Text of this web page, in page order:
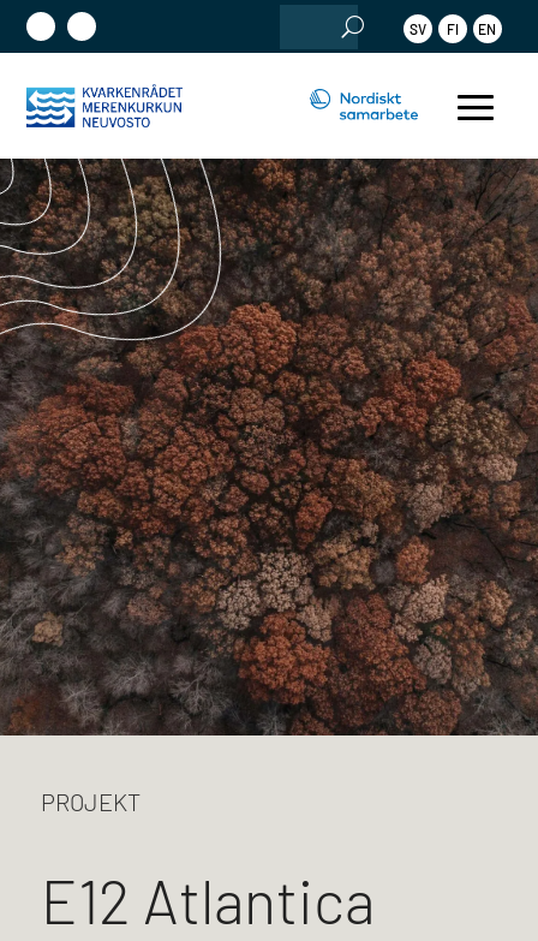
efter:
SV FI EN
PROJEKT
E12 Atlantica